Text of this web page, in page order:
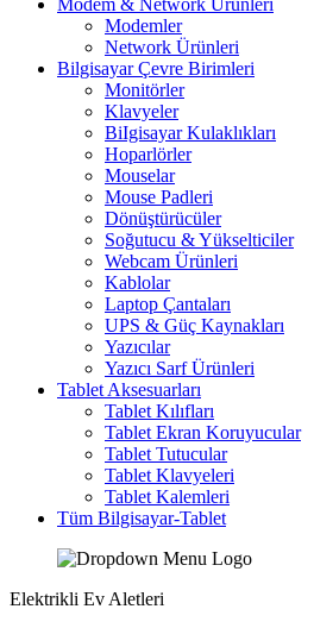
Modem & Network Ürünleri
Modemler
Network Ürünleri
Bilgisayar Çevre Birimleri
Monitörler
Klavyeler
BiIgisayar Kulaklıkları
Hoparlörler
Mouselar
Mouse Padleri
Dönüştürücüler
Soğutucu & Yükselticiler
Webcam Ürünleri
Kablolar
Laptop Çantaları
UPS & Güç Kaynakları
Yazıcılar
Yazıcı Sarf Ürünleri
Tablet Aksesuarları
Tablet Kılıfları
Tablet Ekran Koruyucular
Tablet Tutucular
Tablet Klavyeleri
Tablet Kalemleri
Tüm Bilgisayar-Tablet
Elektrikli Ev Aletleri